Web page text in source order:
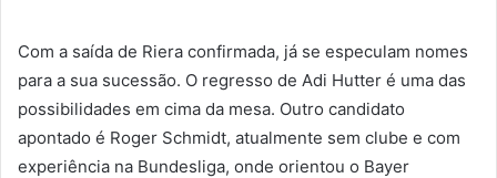
Com a saída de Riera confirmada, já se especulam nomes
para a sua sucessão. O regresso de Adi Hutter é uma das
possibilidades em cima da mesa. Outro candidato
apontado é Roger Schmidt, atualmente sem clube e com
experiência na Bundesliga, onde orientou o Bayer